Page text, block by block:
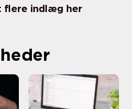
flere indlæg her